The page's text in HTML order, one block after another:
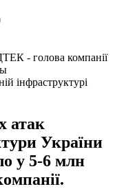
інфраструктурі
атак
України
у 5-6 млн